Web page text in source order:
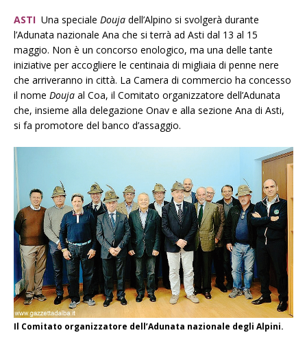
ASTI Una speciale Douja dell’Alpino si svolgerà durante
l’Adunata nazionale Ana che si terrà ad Asti dal 13 al 15
maggio. Non è un concorso enologico, ma una delle tante
iniziative per accogliere le centinaia di migliaia di penne nere
che arriveranno in città. La Camera di commercio ha concesso
il nome Douja al Coa, il Comitato organizzatore dell’Adunata
che, insieme alla delegazione Onav e alla sezione Ana di Asti,
si fa promotore del banco d’assaggio.
Il Comitato organizzatore dell’Adunata nazionale degli Alpini.